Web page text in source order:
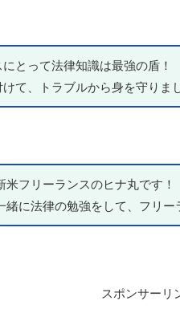
とって法律知識は最強の盾！
て、トラブルから身を守りま
米フリーランスのヒナ丸です！
緒に法律の勉強をして、フリー
スポンサーリ